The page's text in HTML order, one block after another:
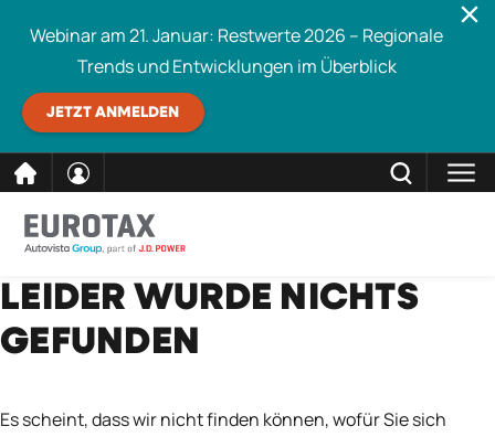
direkt
zum
Inhalt
Webinar am 21. Januar: Restwerte 2026 – Regionale
Trends und Entwicklungen im Überblick
JETZT ANMELDEN
Eurotax durchsuchen SCHLIESSEN
LEIDER WURDE NICHTS
GEFUNDEN
Es scheint, dass wir nicht finden können, wofür Sie sich